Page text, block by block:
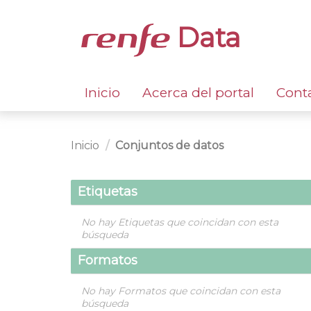
Data
Inicio Acerca del portal
Inicio Conjuntos de datos
Etiquetas
No hay Etiquetas que coincidan con esta
búsqueda
Formatos
No hay Formatos que coincidan con esta
búsqueda